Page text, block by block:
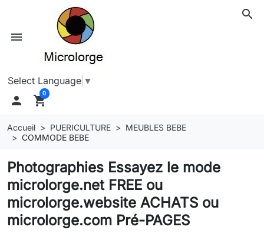
search
menu
Select Language ▼
 shopping_cart
0
Accueil PUERICULTURE
MEUBLES BEBE
COMMODE BEBE
Photographies Essayez le mode
microlorge.net FREE ou
microlorge.website ACHATS ou
microlorge.com Pré-PAGES